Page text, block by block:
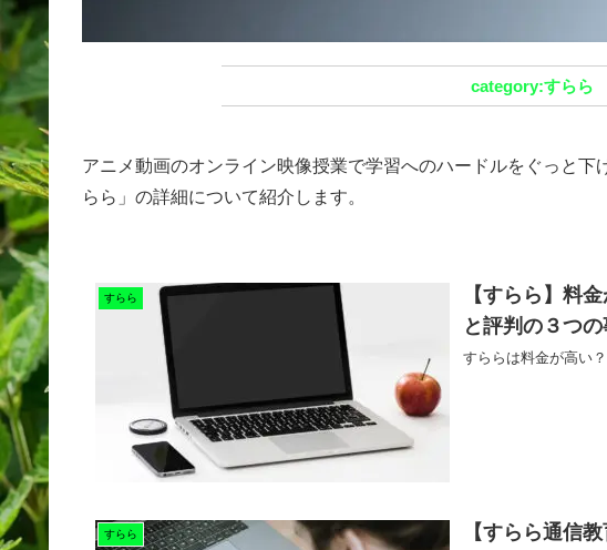
すらら
アニメ動画のオンライン映像授業で学習へのハードルをぐっと
らら」の詳細について紹介します。
すらら
【すらら】料
と評判の３つの
すららは料金が高い
すらら
【すらら通信